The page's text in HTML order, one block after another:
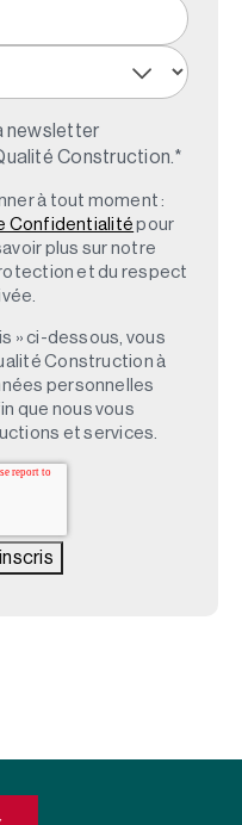
newsletter
Construction. *
à tout moment :
Confidentialité pour
plus sur notre
et du respect
» ci-dessous, vous
Construction à
personnelles
que nous vous
et services.